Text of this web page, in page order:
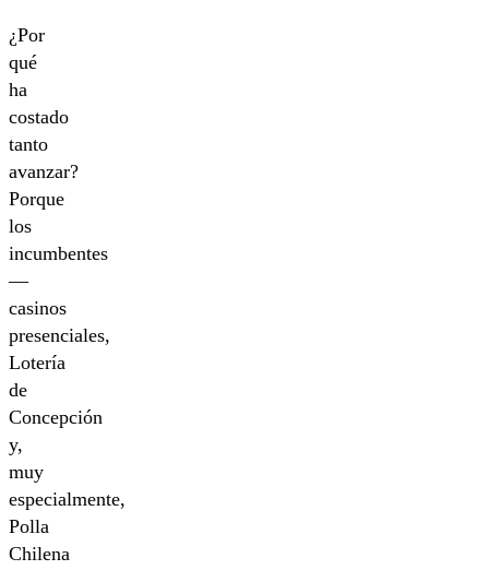
¿Por
qué
ha
costado
tanto
avanzar?
Porque
los
incumbentes
—
casinos
presenciales,
Lotería
de
Concepción
y,
muy
especialmente,
Polla
Chilena